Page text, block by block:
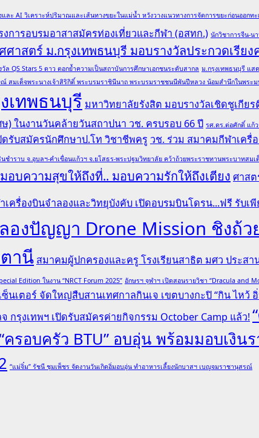
ละ AI วิเคราะห์ปริมาณและเส้นทางขยะในแม่น้ำ หวังวางแนวทางการจัดการขยะก่อนออกทะ
การอบรมอาสาสมัครท่องเที่ยวและกีฬา (อสทก.) นักวิชาการจีน-น
ศาสตร์ ม.กรุงเทพธนบุรี มอบรางวัลประกวดเรีย
ล QS Stars 5 ดาว ตอกย้ำความเป็นสถาบันการศึกษาเอกชนระดับสากล ม.กรุงเทพธนบุรี แส
สมเด็จพระนางเจ้าสิริกิติ์ พระบรมราชินีนาถ พระบรมราชชนนีพันปีหลวง น้อมสำนึกในพร
เทพธนบุรี มหาวิทยาลัยรังสิต มอบรางวัลเชิดชูเกี
) ในงานวันคล้ายวันสถาปนา วช. ครบรอบ 66 ปี รศ.ดร.ต่อศักดิ์ แก้
ดรับสมัครนักศึกษาป.โท วิชาชีพครู วช. ร่วม สมาคมกีฬาเครื่
นชำราบ จ.อุบลฯ-คำเขื่อนแก้วฯ จ.ยโสธร-พระปฐมวิทยาลัย คว้าถ้วยพระราชทานพระบาทสมเ
อบความสุขให้ถึงที่.. มอบความรักให้ถึงเตียง ศาสต
เครื่องบินจำลองและวิทยุบังคับ เปิดอบรมบินโดรน...ฟรี รับเ
งปัญญา Drone Mission ชิงถ้ว
านี สมาคมผู้ปกครองและครู โรงเรียนสาธิต มศว ประส
Edition ในงาน “NRCT Forum 2025” อักษรฯ จุฬาฯ เปิดสอนรายวิชา “Dracula and
นเตอร์ จัดใหญ่สืบสานเทศกาลกินเจ เขตบางกะปิ “กิน ไหว้
กรุงเทพฯ เปิดรับสมัครค่ายกิจกรรม October Camp แล้ว!
รอบครัว BTU” อบอุ่น พร้อมมอบเงิ
“แม่จิ๋ม” รัชนี ชุมเพ็ชร จัดงานวันเกิดอิ่มอบอุ่น ทำอาหารเลี้ยงนักบาสฯ เบญจมราชานุสรณ์